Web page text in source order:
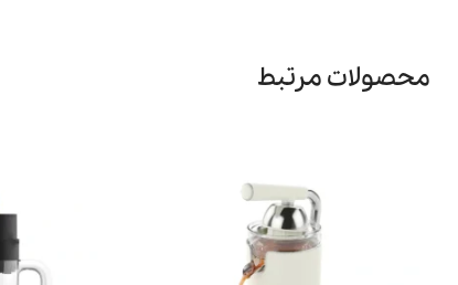
محصولات مرتبط